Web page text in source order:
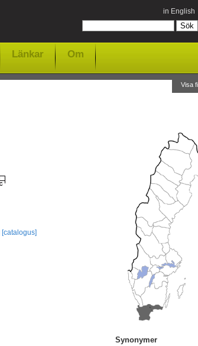
in English
Länkar Om
Visa
[catalogus]
Synonymer